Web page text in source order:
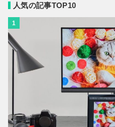
人気の記事TOP10
1